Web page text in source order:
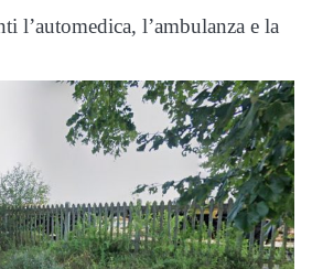
l’automedica, l’ambulanza e la